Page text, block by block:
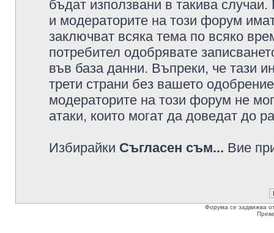
бъдат използвани в такива
и модераторите на този форум
заключват всяка тема по всяко
потребител одобрявате
във база данни. Въпреки, че тази
трети страни без вашето
модераторите на този форум не
атаки, които могат да доведат до
Избирайки Съгласен съм... Вие
Форума се задвижва